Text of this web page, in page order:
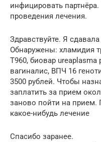
инфицировать
проведения лечения.
Здравствуйте. Я
Обнаружены: хламидия
T960, биовар ureaplasma
вагиналис, ВПЧ 16
3500 рублей. Чтобы
заплатить за прием
заново пойти на прием.
какое-нибудь лечение
Спасибо заранее.